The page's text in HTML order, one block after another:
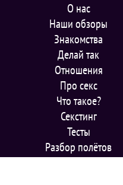
О нас
Наши обзоры
Знакомства
Делай так
Отношения
Про секс
Что такое?
Секстинг
Тесты
Разбор полётов